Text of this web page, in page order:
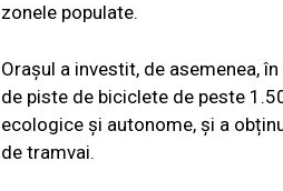
zonele populate.
Orașul a investit, de asemenea,
de piste de biciclete de peste
ecologice și autonome, și a
de tramvai.